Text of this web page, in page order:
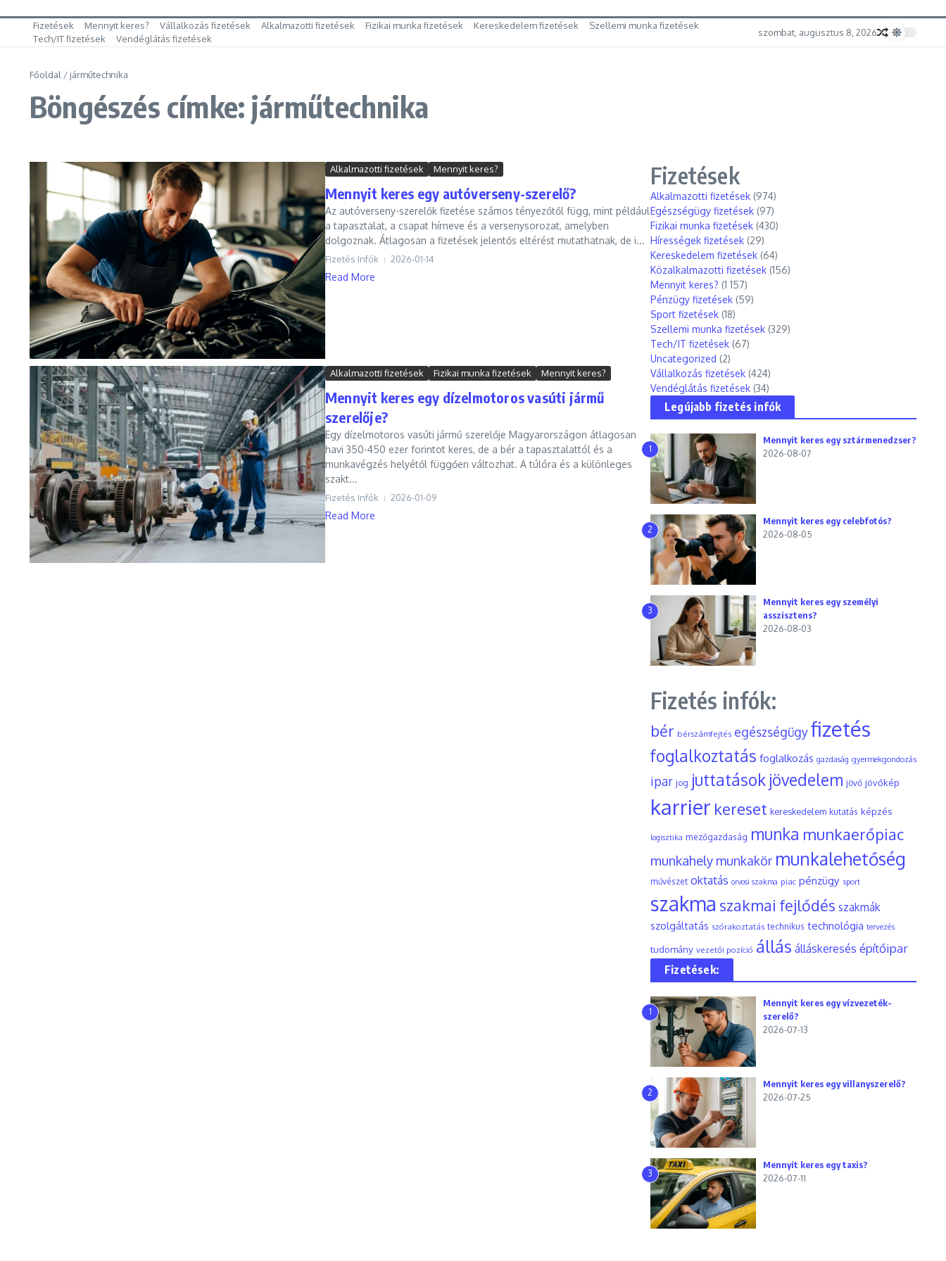
Fizetések Mennyit keres? Vállalkozás fizetések Alkalmazotti fizetések Fizikai munka fizetések Kereskedelem fizetések
Szellemi munka fizetések
Tech/IT fizetések
Vendéglátás fizetések
szombat, augusztus 8, 2026
Főoldal / járműtechnika
Böngészés címke: járműtechnika
Alkalmazotti fizetések Mennyit keres?
Mennyit keres egy autóverseny-szerelő?
Az autóverseny-szerelők fizetése számos tényezőtől függ, mint például
a tapasztalat, a csapat hírneve és a versenysorozat, amelyben
dolgoznak. Átlagosan a fizetések jelentős eltérést mutathatnak, de i...
Fizetés Infók 2026-01-14
Read More
Alkalmazotti fizetések Fizikai munka fizetések Mennyit keres?
Mennyit keres egy dízelmotoros vasúti jármű
szerelője?
Egy dízelmotoros vasúti jármű szerelője Magyarországon átlagosan
havi 350-450 ezer forintot keres, de a bér a tapasztalattól és a
munkavégzés helyétől függően változhat. A túlóra és a különleges
szakt...
Fizetés Infók 2026-01-09
Read More
Fizetések
Alkalmazotti fizetések (974)
Egészségügy fizetések (97)
Fizikai munka fizetések (430)
Hírességek fizetések (29)
Kereskedelem fizetések (64)
Közalkalmazotti fizetések (156)
Mennyit keres? (1 157)
Pénzügy fizetések (59)
Sport fizetések (18)
Szellemi munka fizetések (329)
Tech/IT fizetések (67)
Uncategorized (2)
Vállalkozás fizetések (424)
Vendéglátás fizetések (34)
Legújabb fizetés infók
1
Mennyit keres egy sztármenedzser?
2026-08-07
2
Mennyit keres egy celebfotós?
2026-08-05
3
Mennyit keres egy személyi
asszisztens?
2026-08-03
Fizetés infók:
bér bérszámfejtés egészségügyfizetés
foglalkoztatás foglalkozás gazdaság gyermekgondozás
ipar jog juttatások jövedelem jövő jövőkép
karrier kereset kereskedelem kutatás képzés
logisztika mezőgazdaság munka munkaerőpiac
munkahely munkakör munkalehetőség
művészet oktatás orvosi szakma piac pénzügy sport
szakma szakmai fejlődés szakmák
szolgáltatás szórakoztatás technikus technológia tervezés
tudomány vezetői pozíció állás álláskeresés építőipar
Fizetések:
1
Mennyit keres egy vízvezeték-
szerelő?
2026-07-13
2
Mennyit keres egy villanyszerelő?
2026-07-25
3
Mennyit keres egy taxis?
2026-07-11